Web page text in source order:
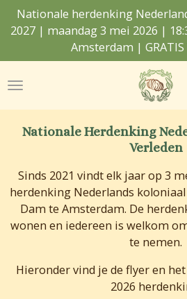
Ga
direct
de
hoofdinhoud
Nationale herdenking
2027 | maandag 3 mei 2026 |
Amsterdam | GRATIS
Nationale Herdenking
Verleden
Sinds 2021 vindt elk jaar op 3
herdenking Nederlands
Dam te Amsterdam. De
wonen en iedereen is welkom
te nemen.
Hieronder vind je de flyer en
2026